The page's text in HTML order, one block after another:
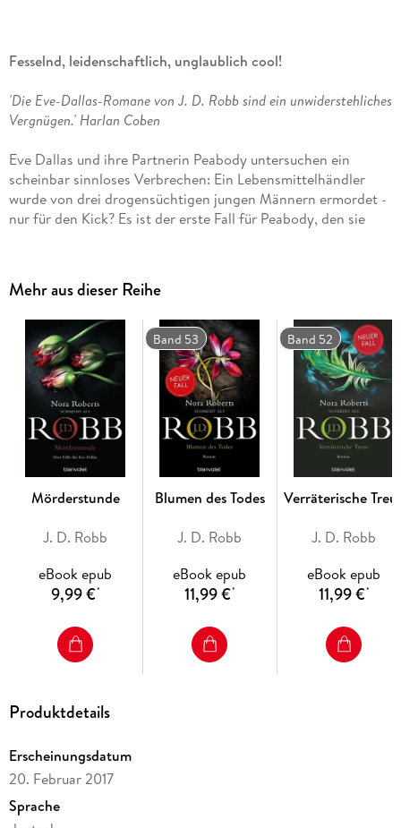
Fesselnd, leidenschaftlich, unglaublich cool!
'Die Eve-Dallas-Romane von J. D. Robb sind ein unwiderstehliches
Vergnügen.' Harlan Coben
Eve Dallas und ihre Partnerin Peabody untersuchen ein
scheinbar sinnloses Verbrechen: Ein Lebensmittelhändler
wurde von drei drogensüchtigen jungen Männern ermordet -
nur für den Kick? Es ist der erste Fall für Peabody, den sie
Eve und Peabody setzen alles daran, ausreichend Beweise zu
finden, um das schmutzige Spiel der Cops zu enttarnen. Aber
auch der eigentliche Fall bereitet den beiden zunehmend
Kopfschmerzen . . .
Future-Crime-Spannung:Packende Mordfälle in einem
futuristischen New York.
Starke Ermittlerin:
Eve Dallas überzeugt mit Cleverness, Mut
und Tiefe.
Mitreißende Romance-Elemente:Thriller-Action trifft auf
eine einzigartige Liebesstory.
Mehr aus dieser Reihe
Mörderstunde
J. D. Robb
eBook epub
9,99 €*
Band 53
Blumen des Todes
J. D. Robb
eBook epub
11,99 €*
Band 52
Verräterische
J. D. Robb
eBook epub
11,99 €*
Produktdetails
Erscheinungsdatum
20. Februar 2017
Sprache